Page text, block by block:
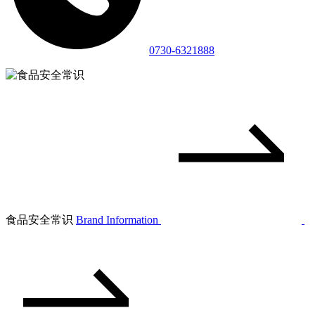
0730-6321888
食品安全常识 Brand Information